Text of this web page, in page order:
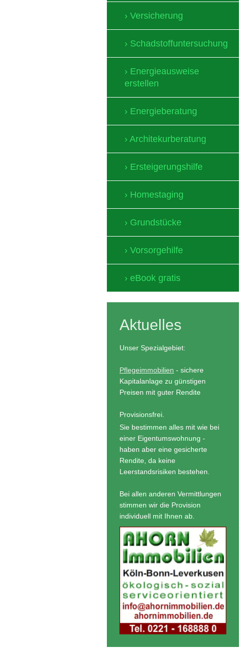
Versicherung
Schadstoffuntersuchung
Energieausweise
erstellen
Energieberatung
Architekurberatung
Ersteigerungshilfe
Homestaging
Grundstücke
Vorsorgehilfe
eBook gratis
Aktuelles
Unser Spezialgebiet:
Pflegeimmobilien - sichere
Kapitalanlage zu günstigen
Preisen mit guter Rendite
Provisionsfrei.
Sie bestimmen alles mit wie bei
einer Eigentumswohnung -
haben aber eine gesicherte
Rendite, da keine
Leerstandsrisiken bestehen.
Bei allen anderen Vermittlungen
stimmen wir die Provision
individuell mit Ihnen ab.